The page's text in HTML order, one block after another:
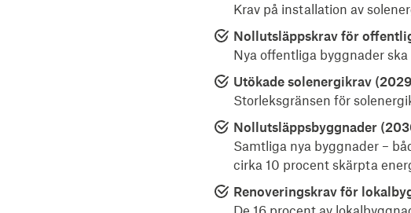
Krav på installation av
Nollutsläppskrav för
Nya offentliga byggnader
Utökade solenergikrav
Storleksgränsen för
Nollutsläppsbyggnader
Samtliga nya byggnader –
cirka 10 procent skärpta
Renoveringskrav för